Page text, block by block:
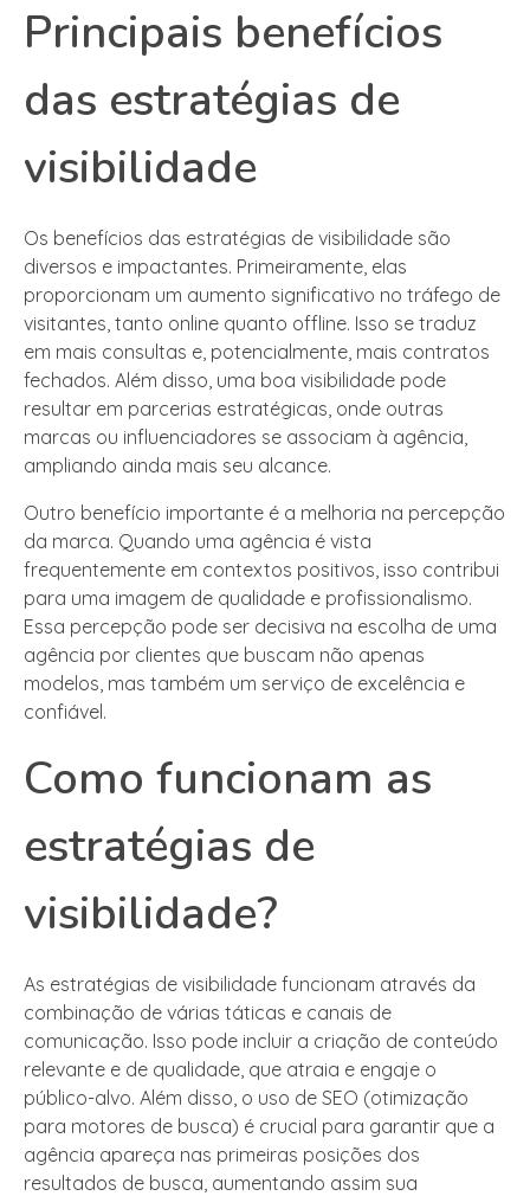
Principais benefícios
das estratégias de
visibilidade
Os benefícios das estratégias de visibilidade são
diversos e impactantes. Primeiramente, elas
proporcionam um aumento significativo no tráfego de
visitantes, tanto online quanto offline. Isso se traduz
em mais consultas e, potencialmente, mais contratos
fechados. Além disso, uma boa visibilidade pode
resultar em parcerias estratégicas, onde outras
marcas ou influenciadores se associam à agência,
ampliando ainda mais seu alcance.
Outro benefício importante é a melhoria na percepção
da marca. Quando uma agência é vista
frequentemente em contextos positivos, isso contribui
para uma imagem de qualidade e profissionalismo.
Essa percepção pode ser decisiva na escolha de uma
agência por clientes que buscam não apenas
modelos, mas também um serviço de excelência e
confiável.
Como funcionam as
estratégias de
visibilidade?
As estratégias de visibilidade funcionam através da
combinação de várias táticas e canais de
comunicação. Isso pode incluir a criação de conteúdo
relevante e de qualidade, que atraia e engaje o
público-alvo. Além disso, o uso de SEO (otimização
para motores de busca) é crucial para garantir que a
agência apareça nas primeiras posições dos
resultados de busca, aumentando assim sua